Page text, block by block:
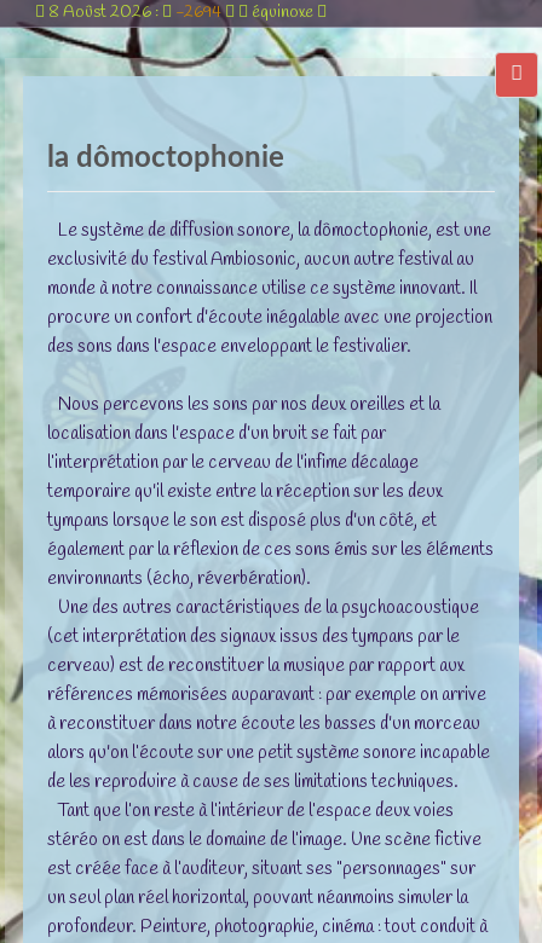
8 Aoûst 2026 : -2694 équinoxe
la dômoctophonie
Le système de diffusion sonore, la dômoctophonie, est une
exclusivité du festival Ambiosonic, aucun autre festival au
monde à notre connaissance utilise ce système innovant. Il
procure un confort d'écoute inégalable avec une projection
des sons dans l'espace enveloppant le festivalier.
Nous percevons les sons par nos deux oreilles et la
localisation dans l'espace d'un bruit se fait par
l’interprétation par le cerveau de l'infime décalage
temporaire qu'il existe entre la réception sur les deux
tympans lorsque le son est disposé plus d'un côté, et
également par la réflexion de ces sons émis sur les éléments
environnants (écho, réverbération).
Une des autres caractéristiques de la psychoacoustique
(cet interprétation des signaux issus des tympans par le
cerveau) est de reconstituer la musique par rapport aux
références mémorisées auparavant : par exemple on arrive
à reconstituer dans notre écoute les basses d'un morceau
alors qu'on l’écoute sur une petit système sonore incapable
de les reproduire à cause de ses limitations techniques.
Tant que l’on reste à l’intérieur de l’espace deux voies
stéréo on est dans le domaine de l’image. Une scène fictive
est créée face à l’auditeur, situant ses "personnages" sur
un seul plan réel horizontal, pouvant néanmoins simuler la
profondeur. Peinture, photographie, cinéma : tout conduit à